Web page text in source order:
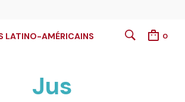
LATINO-AMÉRICAINS 0
Jus